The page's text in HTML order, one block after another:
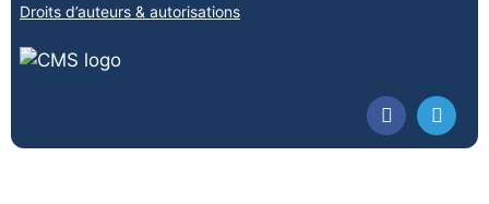
Droits d’auteurs & autorisations